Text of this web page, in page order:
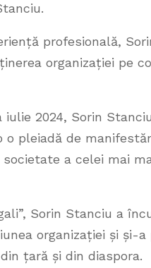
profesională,
organizației pe
2024, Sorin
pleiadă de
a celei mai
Sorin Stanciu a
organizației și și-a
țară și din diaspora.